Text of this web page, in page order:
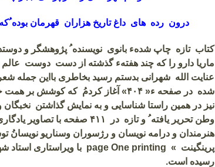
درون رده های داغ تاریخ هزاران قهرمان بوده
کتاب تازه چاپ شدهء بانوی نویسنده ُ پژوهشگر و
ماریا دارو را که چند هفتهء گذشته از دست دوست عالم
عنایت الله شهرانی بدستم رسید بخاطری بااین جمله
شده در صفحه ء« ۴۰۴»
آغاز کردمُ که کوشش بر همت
نیز در همین راستا شناسایی و به نمایش گذاشتن نخبگان
وطن تحریر یافته ُ و تازه در
۴۱۱ صفحه با تصاویر
هنرمندان و درامه نویسان و رژسوران وسناریو
پرینگینت » page One printing با ویراستاری استاد
رسیده است.